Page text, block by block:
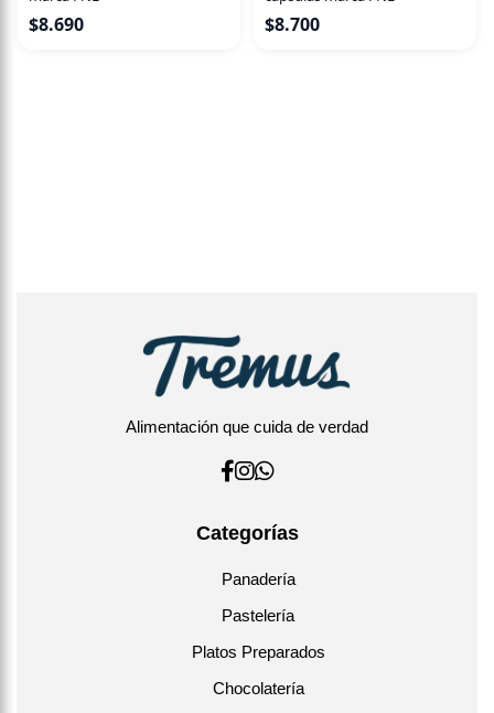
$8.690 $8.700
Alimentación que cuida de verdad
Categorías
Panadería
Pastelería
Platos Preparados
Chocolatería